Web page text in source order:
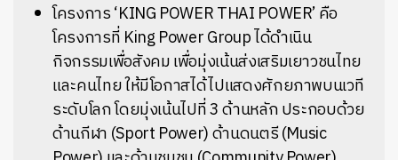
โครงการ ‘KING POWER THAI POWER’ คือ
โครงการที่ King Power Group ได้ดำเนิน
กิจกรรมเพื่อสังคม เพื่อมุ่งเน้นส่งเสริมเยาวชนไทย
และคนไทย ให้มีโอกาสได้ไปแสดงศักยภาพบนเวที
ระดับโลก โดยมุ่งเน้นไปที่ 3 ด้านหลัก ประกอบด้วย
ด้านกีฬา (Sport Power) ด้านดนตรี (Music